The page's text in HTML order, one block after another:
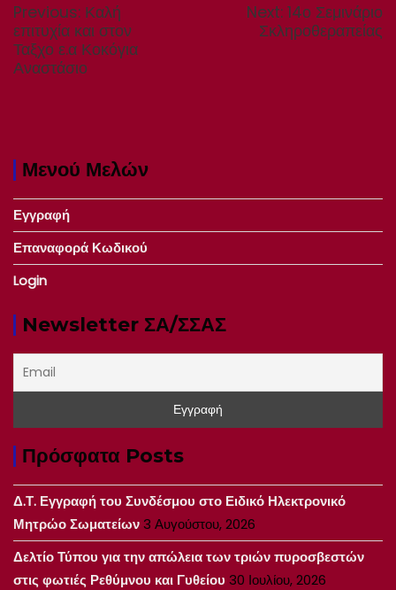
Previous: Previous
post:
Καλή
επιτυχία και στον
Ταξχο ε.α Κοκόγια
Αναστάσιο
Next: Next
post:
14ο Σεμινάριο
Σκληροθεραπείας
Μενού Μελών
Εγγραφή
Επαναφορά Κωδικού
Login
Newsletter ΣΑ/ΣΣΑΣ
Πρόσφατα Posts
Δ.Τ. Εγγραφή του Συνδέσμου στο Ειδικό Ηλεκτρονικό
Μητρώο Σωματείων3 Αυγούστου, 2026
Δελτίο Τύπου για την απώλεια των τριών πυροσβεστών
στις φωτιές Ρεθύμνου και Γυθείου 30 Ιουλίου, 2026